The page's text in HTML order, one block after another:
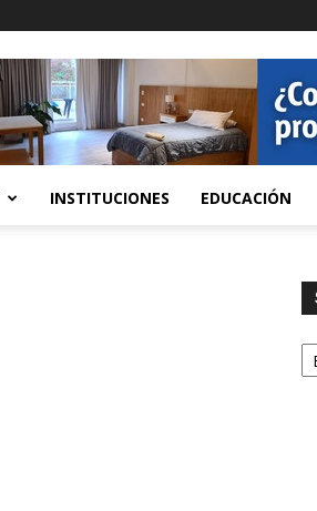
INSTITUCIONES EDUCACIÓN